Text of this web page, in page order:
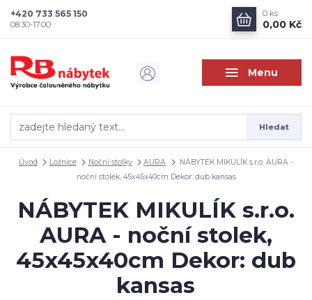
Menu
Hledat
+420 733 565 150
08.30-17.00
0 ks
0,00 Kč
Úvod Ložnice Noční stolky AURA
NÁBYTEK MIKULÍK s.r.o. AURA -
noční stolek, 45x45x40cm Dekor: dub kansas
NÁBYTEK MIKULÍK s.r.o.
AURA - noční stolek,
45x45x40cm Dekor: dub
kansas